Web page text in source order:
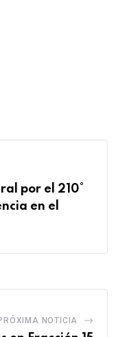
por el 210°
en el
NOTICIA